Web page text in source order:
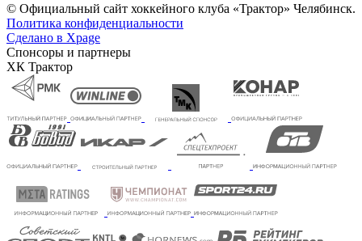
© Официальный сайт хоккейного клуба «Трактор» Челябинск.
Политика конфиденциальности
Сделано в Xpage
Спонсоры и партнеры
ХК Трактор